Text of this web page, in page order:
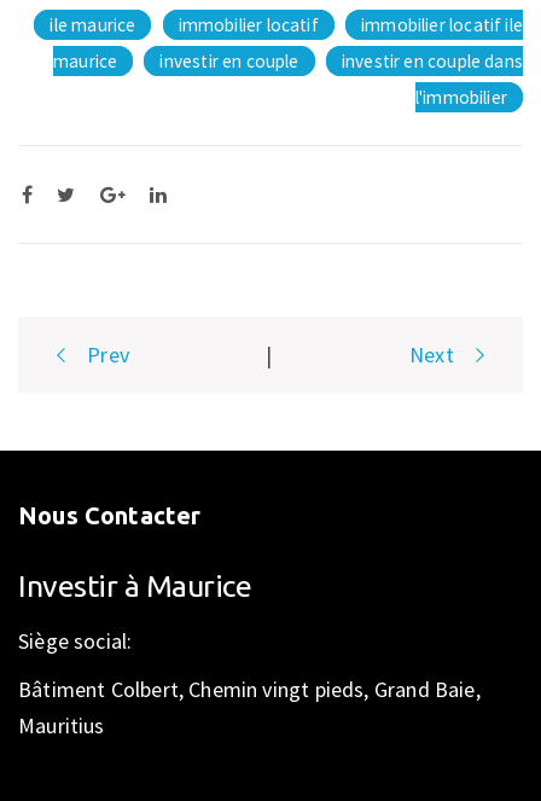
ile maurice immobilier locatif
immobilier locatif ile
maurice
investir en couple
investir en couple dans
l'immobilier
PostPrev | Next
Nous Contacter
Investir à Maurice
Siège social:
Bâtiment Colbert, Chemin vingt pieds, Grand Baie,
Mauritius